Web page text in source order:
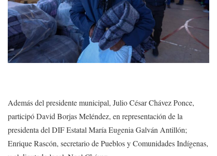
Además del presidente municipal, Julio César Chávez Ponce,
participó David Borjas Meléndez, en representación de la
presidenta del DIF Estatal María Eugenia Galván Antillón;
Enrique Rascón, secretario de Pueblos y Comunidades Indígenas,